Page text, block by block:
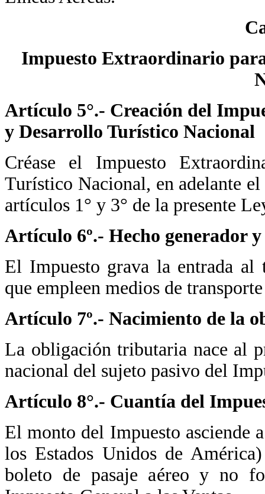
Impuesto Extraordinario
Artículo 5°.- Creación del
y Desarrollo Turístico Nacional
Créase el Impuesto
Turístico Nacional, en adelante
artículos 1° y 3° de la presente
Artículo 6º.- Hecho generador y
El Impuesto grava la entrada al
que empleen medios de
Artículo 7º.- Nacimiento de la
La obligación tributaria nace al
nacional del sujeto pasivo del
Artículo 8°.- Cuantía del
El monto del Impuesto asciende
los Estados Unidos de
boleto de pasaje aéreo y no